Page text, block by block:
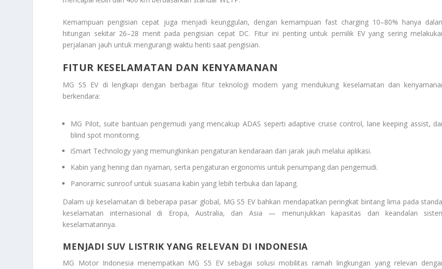
Kemampuan pengisian cepat juga menjadi keunggulan, dengan kemampuan fast charging 10–80% hanya
hitungan sekitar 26–28 menit pada pengisian cepat DC. Fitur ini penting untuk pemilik EV yang sering
perjalanan jauh untuk mengurangi waktu henti saat pengisian.
FITUR KESELAMATAN DAN KENYAMANAN
MG S5 EV di lengkapi dengan berbagai fitur teknologi modern yang mendukung keselamatan dan
berkendara:
MG Pilot, suite bantuan pengemudi yang mencakup ADAS seperti adaptive cruise control, lane keeping assist,
blind spot monitoring.
iSmart Technology yang memungkinkan pengaturan kendaraan dari jarak jauh melalui aplikasi.
Kabin yang hening dan nyaman, serta pengaturan ergonomis untuk penumpang dan pengemudi.
Panoramic sunroof untuk suasana kabin yang lebih terbuka dan lapang.
Dalam uji keselamatan di beberapa pasar global, MG S5 EV bahkan mendapatkan peringkat bintang lima pada
keselamatan internasional di Eropa, Australia, dan Asia — menunjukkan kapasitas dan keandalan
keselamatannya.
MENJADI SUV LISTRIK YANG RELEVAN DI INDONESIA
MG Motor Indonesia menempatkan MG S5 EV sebagai solusi mobilitas ramah lingkungan yang relevan